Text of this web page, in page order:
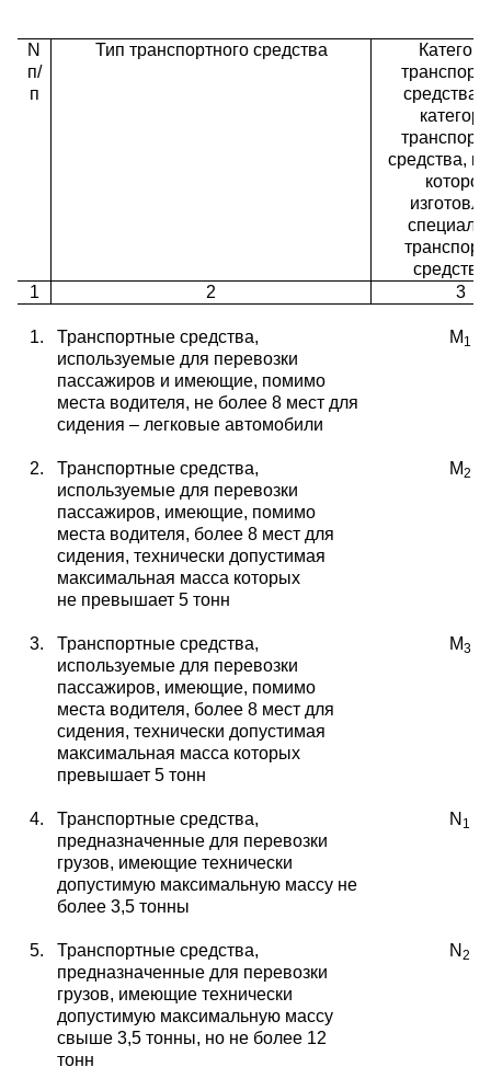
N
п/
п
Тип транспортного средства
средства
средства,
1
2 3
1.
Транспортные средства,
используемые для перевозки
пассажиров и имеющие, помимо
места водителя, не более 8 мест для
сидения – легковыеавтомобили
М 1
2.
Транспортные средства,
используемые для перевозки
пассажиров, имеющие, помимо
места водителя, более 8 мест для
сидения, технически допустимая
максимальная масса которых
не превышает 5 тонн
М2
3.
Транспортные средства,
используемые для перевозки
пассажиров, имеющие, помимо
места водителя, более 8 мест для
сидения, технически допустимая
максимальная масса которых
превышает 5 тонн
М3
4.
Транспортные средства,
предназначенные для перевозки
грузов, имеющие технически
допустимую максимальную массу не
более 3,5 тонны
N 1
5.
Транспортные средства,
предназначенные для перевозки
грузов, имеющие технически
допустимую максимальную массу
свыше 3,5 тонны, но не более12
тонн
N 2